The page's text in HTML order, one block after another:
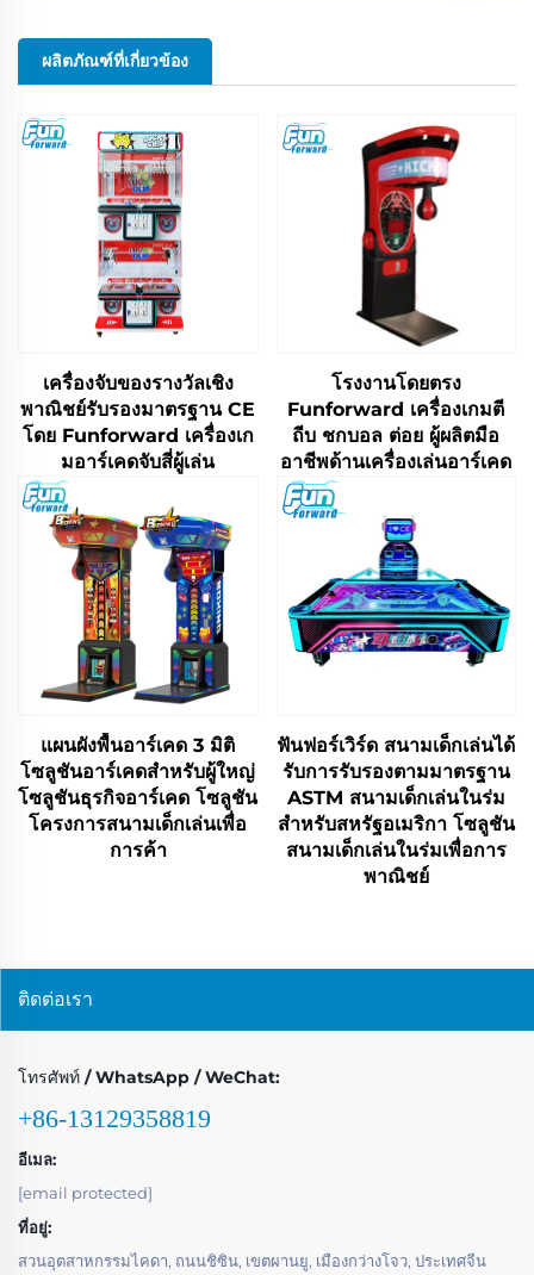
ผลิตภัณฑ์ที่เกี่ยวข้อง
เครื่องจับของรางวัลเชิง
พาณิชย์รับรองมาตรฐาน CE
โดย Funforward เครื่องเก
มอาร์เคดจับสี่ผู้เล่น
โรงงานโดยตรง
Funforward เครื่องเกมตี
ถีบ ชกบอล ต่อย ผู้ผลิตมือ
อาชีพด้านเครื่องเล่นอาร์เคด
แผนผังพื้นอาร์เคด 3 มิติ
โซลูชันอาร์เคดสำหรับผู้ใหญ่
โซลูชันธุรกิจอาร์เคด โซลูชัน
โครงการสนามเด็กเล่นเพื่อ
การค้า
ฟันฟอร์เวิร์ด สนามเด็กเล่นได้
รับการรับรองตามมาตรฐาน
ASTM สนามเด็กเล่นในร่ม
สำหรับสหรัฐอเมริกา โซลูชัน
สนามเด็กเล่นในร่มเพื่อการ
พาณิชย์
ติดต่อเรา
โทรศัพท์ / WhatsApp / WeChat:
+86-13129358819
อีเมล:
[email protected]
ที่อยู่:
สวนอุตสาหกรรมไคดา, ถนนชิซิน, เขตผานยู, เมืองกว่างโจว, ประเทศจีน